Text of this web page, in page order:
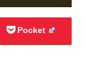
Pocket